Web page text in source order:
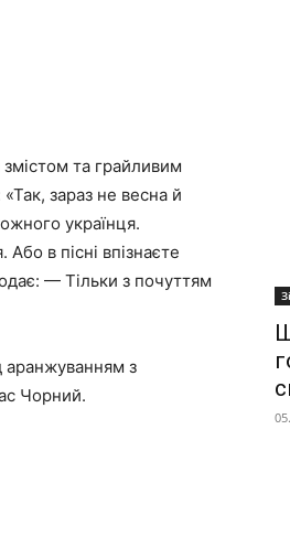
змістом та грайливим
зараз не весна й
українця.
в пісні впізнаєте
— Тільки з почуттям
аранжуванням з
Чорний.